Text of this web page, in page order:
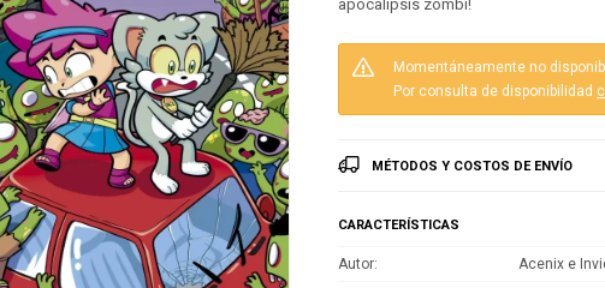
apocalipsis zombi!
Momentáneamente no
Por consulta de disponibilidad
MÉTODOS Y COSTOS DE ENVÍO
CARACTERÍSTICAS
Autor Acenix e